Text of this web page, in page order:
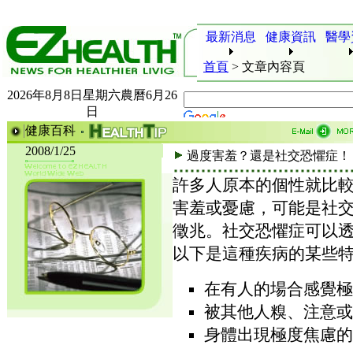
最新消息 健康資訊 醫
首頁 > 文章內容頁
2026年8月8日星期六農曆6月26
日
健康百科
2008/1/25
過度害羞？還是社交恐懼症！
許多人原本的個性就比
害羞或憂慮，可能是社
徵兆。社交恐懼症可以
以下是這種疾病的某些
在有人的場合感覺
被其他人糗、注意
身體出現極度焦慮